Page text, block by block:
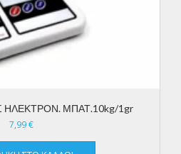
ΗΛΕΚΤΡΟΝ. ΜΠΑΤ.10kg/1gr
7,99€